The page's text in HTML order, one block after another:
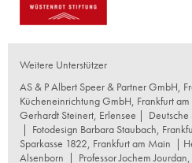
Weitere Unterstützer
AS & P Albert Speer & Partner GmbH,
Kücheneinrichtung GmbH, Frankfurt
Gerhardt Steinert, Erlensee |
| Fotodesign Barbara Staubach,
Sparkasse 1822, Frankfurt am Main |
Alsenborn | Professor Jochem